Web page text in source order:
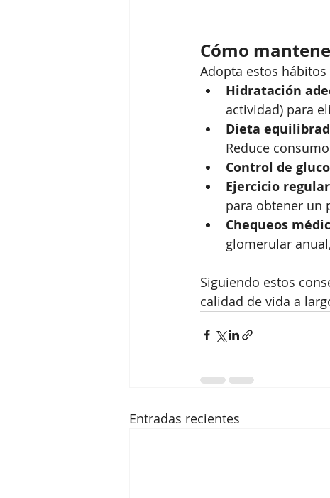
Cómo
Adopta estos
Hidratación
actividad) para
Dieta
Reduce
Control de
Ejercicio regular
para obtener un
Chequeos
glomerular
Siguiendo estos
calidad de vida a
Entradas recientes